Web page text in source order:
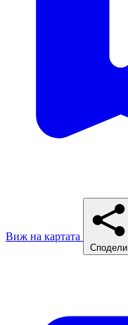
Виж на картата
Сподели